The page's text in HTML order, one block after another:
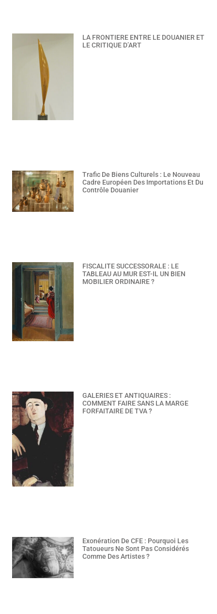
LA FRONTIERE ENTRE LE DOUANIER ET
LE CRITIQUE D’ART
Trafic De Biens Culturels : Le Nouveau
Cadre Européen Des Importations Et Du
Contrôle Douanier
FISCALITE SUCCESSORALE : LE
TABLEAU AU MUR EST-IL UN BIEN
MOBILIER ORDINAIRE ?
GALERIES ET ANTIQUAIRES :
COMMENT FAIRE SANS LA MARGE
FORFAITAIRE DE TVA ?
Exonération De CFE : Pourquoi Les
Tatoueurs Ne Sont Pas Considérés
Comme Des Artistes ?